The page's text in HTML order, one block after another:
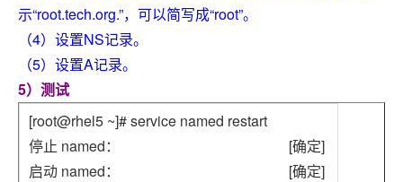
示“root.tech.org.”，可以简写成“root”。
（4）设置NS记录。
（5）设置A记录。
5）测试
[root@rhel5 ~]# service named restart
停止 named： [确定]
启动 named： [确定]